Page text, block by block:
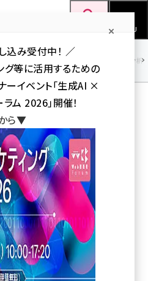
MENU
アクセス解析／データ分析
クト」 が使われている
中
ト ×
バーズ」で
ング運用と
運用セミナー開催（9/3）
込み受付中！ ／
グ等に活用するための
ーイベント「生成AI ×
ム 2026」開催！
ら▼